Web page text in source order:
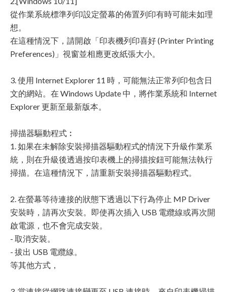
從作業系統標準列印設定螢幕的佈置列印有時可能未如理
想。
在這種情況下，請開啟「印表機列印喜好 (Printer Printing
Preferences)」視窗並相應更改紙張大小。
3. 使用 Internet Explorer 11 時，可能無法正常列印包含日
文的網站。在 Windows Update 中，將作業系統和 Internet
Explorer 更新至最新版本。
掃描器驅動程式︰
1. 如果在未解除安裝掃描器驅動程式的情況下升級作業系
統，則在升級後透過按印表機上的掃描按鈕可能無法執行
掃描。在這種情況下，請重新安裝掃描器驅動程式。
2. 在螢幕等待連接的狀態下透過以下行為停止 MP Driver
安裝時，請再次安裝。即使再次插入 USB 電纜線或再次開
啟電源，也不會完成安裝。
- 取消安裝。
- 拔出 USB 電纜線。
等其他方式，